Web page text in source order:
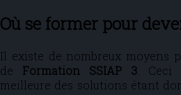
Où se former pour
Il existe de nombreux moyens
de Formation SSIAP 3 .
meilleure des solutions étant